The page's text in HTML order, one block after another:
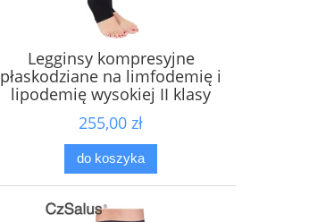
Legginsy kompresyjne
płaskodziane na limfodemię i
lipodemię wysokiej II klasy
kompresji, ucisk 25-30mmHg
- prod. CzSalus
255,00 zł
do koszyka